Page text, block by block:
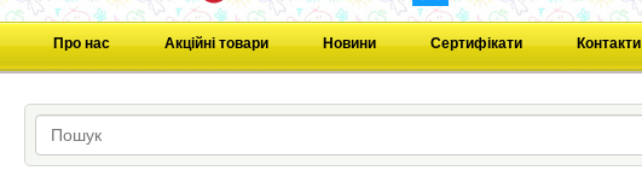
Про нас Акційні товари Новини Сертифікати Контакти